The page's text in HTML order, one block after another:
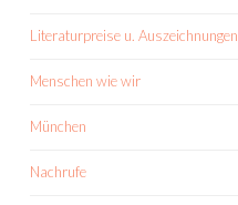
Literaturpreise u. Auszeichnungen
Menschen wie wir
München
Nachrufe